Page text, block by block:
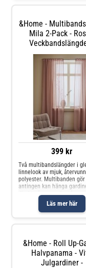
&Home -
Mila 2-Pack -
399 kr
Läs mer här
Två multibandslängder i
linnelook av mjuk,
polyester. Multibanden
antingen kan hänga
direkt på en gardinstång
de gömda hällorna eller
ringar, nålkrokar eller
Snören i rynkbandet gö
&Home - Roll Up-
Halvpanama -
Julgardiner -